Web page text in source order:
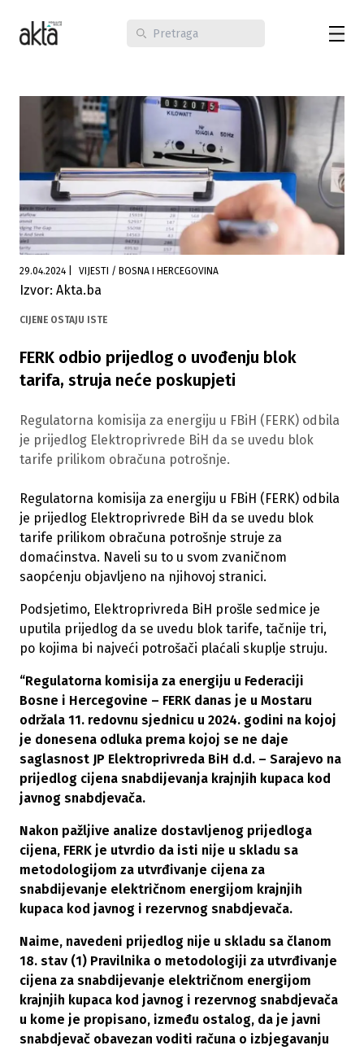
29.04.2024 VIJESTI / BOSNA I HERCEGOVINA
Izvor: Akta.ba
CIJENE OSTAJU ISTE
FERK odbio prijedlog o uvođenju blok
tarifa, struja neće poskupjeti
Regulatorna komisija za energiju u FBiH (FERK) odbila
je prijedlog Elektroprivrede BiH da se uvedu blok
tarife prilikom obračuna potrošnje.
Regulatorna komisija za energiju u FBiH (FERK) odbila
je prijedlog Elektroprivrede BiH da se uvedu blok
tarife prilikom obračuna potrošnje struje za
domaćinstva. Naveli su to u svom zvaničnom
saopćenju objavljeno na njihovoj stranici.
Podsjetimo, Elektroprivreda BiH prošle sedmice je
uputila prijedlog da se uvedu blok tarife, tačnije tri,
po kojima bi najveći potrošači plaćali skuplje struju.
“Regulatorna komisija za energiju u Federaciji
Bosne i Hercegovine – FERK danas je u Mostaru
održala 11. redovnu sjednicu u 2024. godini na kojoj
je donesena odluka prema kojoj se ne daje
saglasnost JP Elektroprivreda BiH d.d. – Sarajevo na
prijedlog cijena snabdijevanja krajnjih kupaca kod
javnog snabdjevača.
Nakon pažljive analize dostavljenog prijedloga
cijena, FERK je utvrdio da isti nije u skladu sa
metodologijom za utvrđivanje cijena za
snabdijevanje električnom energijom krajnjih
kupaca kod javnog i rezervnog snabdjevača.
Naime, navedeni prijedlog nije u skladu sa članom
18. stav (1) Pravilnika o metodologiji za utvrđivanje
cijena za snabdijevanje električnom energijom
krajnjih kupaca kod javnog i rezervnog snabdjevača
u kome je propisano, između ostalog, da je javni
snabdjevač obavezan voditi računa o izbjegavanju